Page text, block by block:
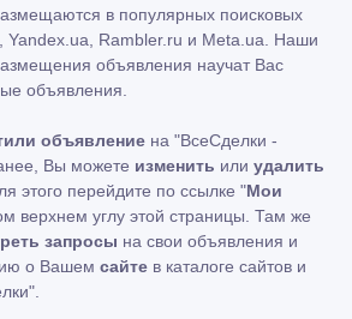
в популярных поисковых
Yandex.ua, Rambler.ru и Meta.ua. Наши
объявления научат Вас
объявления.
объявление на "ВсеСделки -
Вы можете изменить или удалить
этого перейдите по ссылке "Мои
верхнем углу этой страницы. Там же
запросы на свои объявления и
о Вашем сайте в каталоге сайтов и